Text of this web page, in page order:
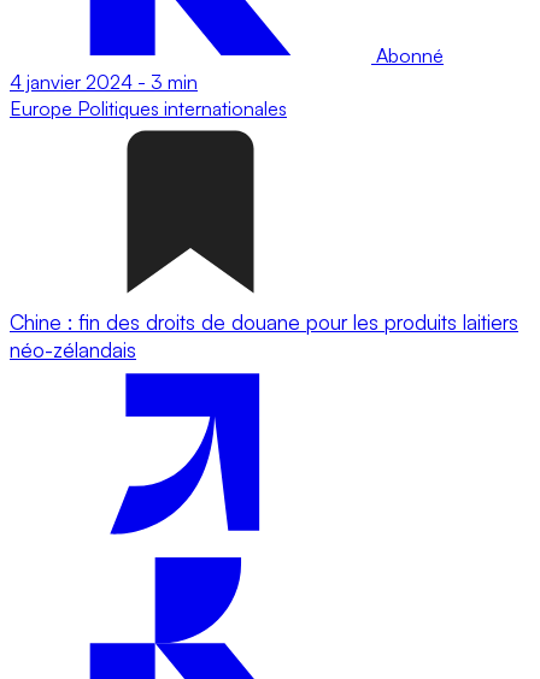
Abonné
4 janvier 2024 - 3 min
Europe Politiques internationales
Chine : fin des droits de douane pour les produits laitiers
néo-zélandais